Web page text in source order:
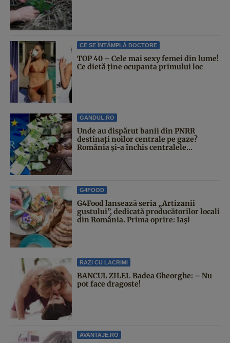
CE SE ÎNTÂMPLĂ DOCTORE
TOP 40 – Cele mai sexy femei din lume!
Ce dietă ține ocupanta primului loc
GANDUL.RO
Unde au dispărut banii din PNRR
destinați noilor centrale pe gaze?
România și-a închis centralele...
G4FOOD
G4Food lansează seria „Artizanii
gustului”, dedicată producătorilor locali
din România. Prima oprire: Iași
RAZI CU LACRIMI
BANCUL ZILEI. Badea Gheorghe: – Nu
pot face dragoste!
AVANTAJE.RO